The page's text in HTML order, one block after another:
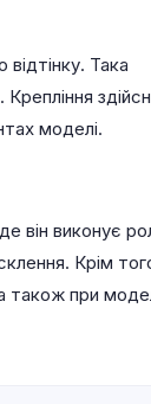
Така
моделі.
він виконує
Крім
також при